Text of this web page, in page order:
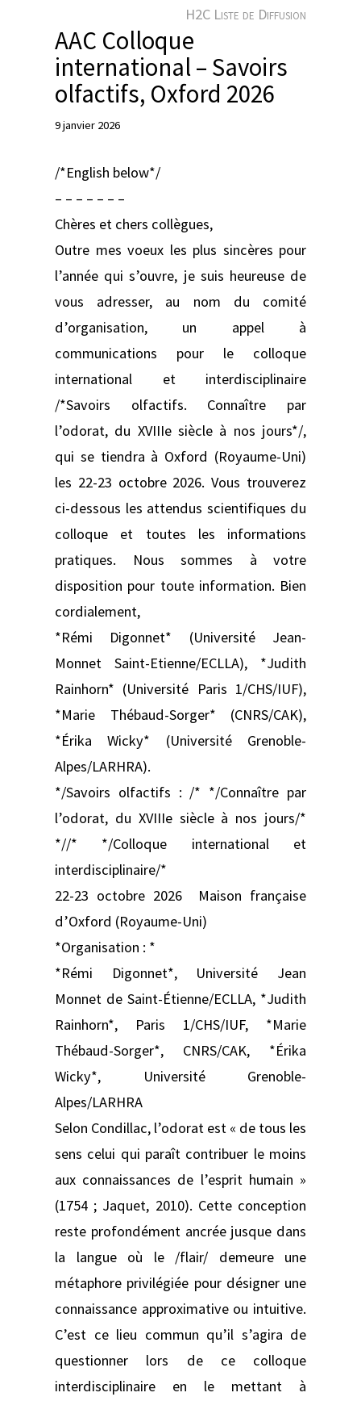
r
H2C Liste de Diffusion
AAC Colloque
international – Savoirs
olfactifs, Oxford 2026
9 janvier 2026
/*English below*/
– – – – – – –
Chères et chers collègues,
Outre mes voeux les plus sincères pour
l’année qui s’ouvre, je suis heureuse de
vous adresser, au nom du comité
d’organisation, un appel à
communications pour le colloque
international et interdisciplinaire
/*Savoirs olfactifs. Connaître par
l’odorat, du XVIIIe siècle à nos jours*/,
qui se tiendra à Oxford (Royaume-Uni)
les 22-23 octobre 2026. Vous trouverez
ci-dessous les attendus scientifiques du
colloque et toutes les informations
pratiques. Nous sommes à votre
disposition pour toute information. Bien
cordialement,
*Rémi Digonnet* (Université Jean-
Monnet Saint-Etienne/ECLLA), *Judith
Rainhorn* (Université Paris 1/CHS/IUF),
*Marie Thébaud-Sorger* (CNRS/CAK),
*Érika Wicky* (Université Grenoble-
Alpes/LARHRA).
*/Savoirs olfactifs : /* */Connaître par
l’odorat, du XVIIIe siècle à nos jours/*
*//* */Colloque international et
interdisciplinaire/*
22-23 octobre 2026 Maison française
d’Oxford (Royaume-Uni)
*Organisation : *
*Rémi Digonnet*, Université Jean
Monnet de Saint-Étienne/ECLLA, *Judith
Rainhorn*, Paris 1/CHS/IUF, *Marie
Thébaud-Sorger*, CNRS/CAK, *Érika
Wicky*, Université Grenoble-
Alpes/LARHRA
Selon Condillac, l’odorat est « de tous les
sens celui qui paraît contribuer le moins
aux connaissances de l’esprit humain »
(1754 ; Jaquet, 2010). Cette conception
reste profondément ancrée jusque dans
la langue où le /flair/ demeure une
métaphore privilégiée pour désigner une
connaissance approximative ou intuitive.
C’est ce lieu commun qu’il s’agira de
questionner lors de ce colloque
interdisciplinaire en le mettant à